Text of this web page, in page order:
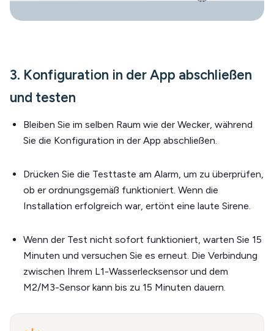
3. Konfiguration in der App abschließen
und testen
Bleiben Sie im selben Raum wie der Wecker, während
Sie die Konfiguration in der App abschließen.
Drücken Sie die Testtaste am Alarm, um zu überprüfen,
ob er ordnungsgemäß funktioniert. Wenn die
Installation erfolgreich war, ertönt eine laute Sirene.
Wenn der Test nicht sofort funktioniert, warten Sie 15
Minuten und versuchen Sie es erneut. Die Verbindung
zwischen Ihrem L1-Wasserlecksensor und dem
M2/M3-Sensor kann bis zu 15 Minuten dauern.